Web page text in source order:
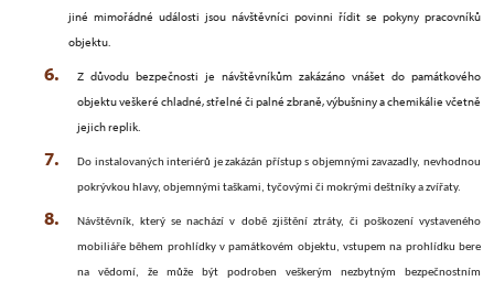
jiné mimořádné události jsou návštěvníci povinni řídit se pokyny pracovníků
objektu.
Z důvodu bezpečnosti je návštěvníkům zakázáno vnášet do památkového
objektu veškeré chladné, střelné či palné zbraně, výbušniny a chemikálie včetně
jejich replik.
Do instalovaných interiérů je zakázán přístup s objemnými zavazadly, nevhodnou
pokrývkou hlavy, objemnými taškami, tyčovými či mokrými deštníky a zvířaty.
Návštěvník, který se nachází v době zjištění ztráty, či poškození vystaveného
mobiliáře během prohlídky v památkovém objektu, vstupem na prohlídku bere
na vědomí, že může být podroben veškerým nezbytným bezpečnostním